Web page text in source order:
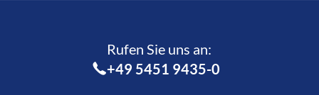
Rufen Sie uns an:­
+49 5451 9435-0